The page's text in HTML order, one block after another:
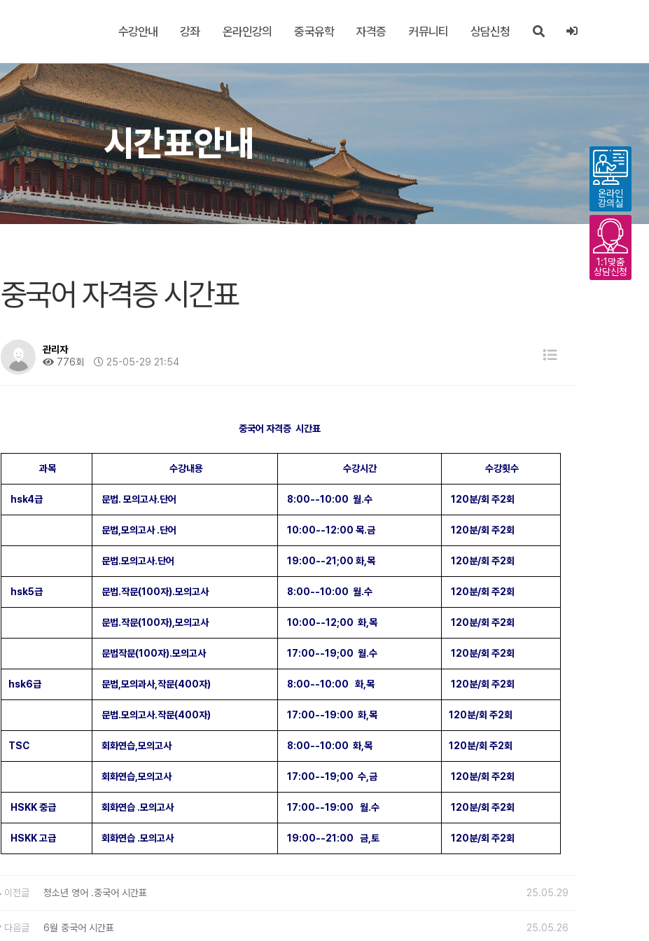
수강안내 강좌 온라인강의 중국유학 자격증 커뮤니티 상담신청
시간표안내
중국어 자격증 시간표
관리자
776회
25-05-29 21:54
중국어 자격증 시간표
과목 수강내용 수강시간 수강횟수
hsk4급 문법. 모의고사.단어 8:00--10:00 월.수 120분/회 주2회
문법,모의고사 .단어 10:00--12:00 목.금 120분/회 주2회
문법.모의고사.단어 19:00--21;00 화,목 120분/회 주2회
hsk5급 문법.작문(100자).모의고사 8:00--10:00 월.수 120분/회 주2회
문법.작문(100자),모의고사 10:00--12;00 화,목 120분/회 주2회
문법작문(100자).모의고사 17:00--19;00 월.수 120분/회 주2회
hsk6급 문법,모의과사,작문(400자) 8:00--10:00 화,목 120분/회 주2회
문법.모의고사.작문(400자) 17:00--19:00 화,목 120분/회 주2회
TSC 회화연습,모의고사 8:00--10:00 화,목 120분/회 주2회
회화연습,모의고사 17:00--19;00 수,금 120분/회 주2회
HSKK 중급 회화연습 .모의고사 17:00--19:00 월.수 120분/회 주2회
HSKK 고급 회화연습 .모의고사 19:00--21:00 금,토 120분/회 주2회
이전글 청소년 영어 .중국어 시간표 25.05.29
다음글 6월 중국어 시간표 25.05.26
온라인
강의실
1:1맞춤
상담신청